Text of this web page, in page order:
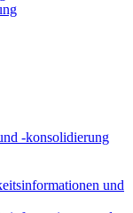
-konsolidierung
und